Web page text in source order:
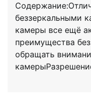
беззеркальными
камеры все ещё
преимущества
обращать